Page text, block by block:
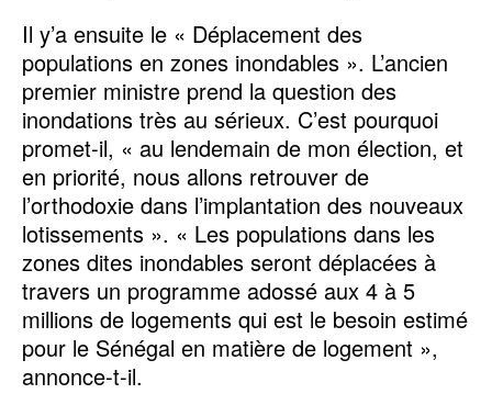
Il y’a ensuite le « Déplacement des
populations en zones inondables ». L’ancien
premier ministre prend la question des
inondations très au sérieux. C’est pourquoi
promet-il, « au lendemain de mon élection, et
en priorité, nous allons retrouver de
l’orthodoxie dans l’implantation des nouveaux
lotissements ». « Les populations dans les
zones dites inondables seront déplacées à
travers un programme adossé aux 4 à 5
millions de logements qui est le besoin estimé
pour le Sénégal en matière de logement »,
annonce-t-il.